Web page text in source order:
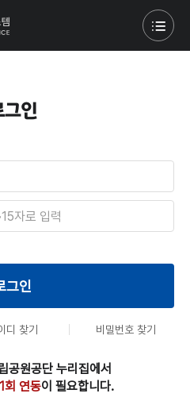
그인
그인
디 찾기 비밀번호 찾기
공원공단 누리집에서
회 연동이 필요합니다.